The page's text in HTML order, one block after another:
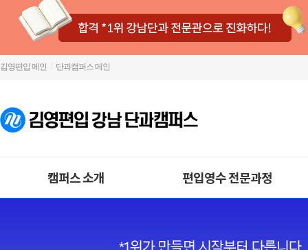
김영편입 메인 단과캠퍼스 메인
캠퍼스 소개 편입영수 전문과정